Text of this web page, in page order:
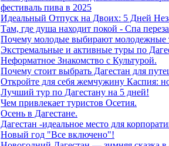
фестиваль пива в 2025
Идеальный Отпуск на Двоих: 5 Дней
Там, где душа находит покой - Спа
Почему молодые выбирают молодежные
Экстремальные и активные туры по
Неформатное Знакомство с Культурой.
Почему стоит выбрать Дагестан для
Откройте для себя жемчужину Каспия:
Лучший тур по Дагестану на 5 дней!
Чем привлекает туристов Осетия.
Осень в Дагестане.
Дагестан -идеальное место для
Новый год "Все включено"!